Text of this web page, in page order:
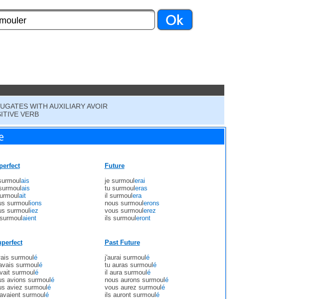
WITH AUXILIARY AVOIR
VERB
ais
ais
ait
surmoulions
surmouliez
aient
Future
je surmoul erai
tu surmoul eras
il surmoul era
nous surmoul erons
vous surmoul erez
ils surmoul eront
surmoulé
surmoul é
surmoulé
avions surmoul é
aviez surmoulé
surmoul é
Past Future
j'aurai surmoul é
tu auras surmoul é
il aura surmoul é
nous aurons surmoul é
vous aurez surmoul é
ils auront surmoul é